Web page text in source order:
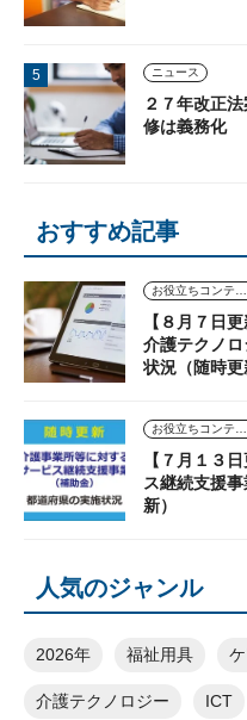
ニュース
２７年改正
修は義務化
おすすめ記事
お役立ちコンテンツ
【８月７日
介護テクノ
状況（随時更
お役立ちコンテンツ
【７月１３
ス継続支援
新）
人気のジャンル
2026年 福祉用具
介護テクノロジー ICT